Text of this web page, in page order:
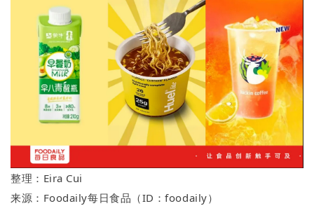
整理：Eira Cui
来源：Foodaily每日食品（ID：foodaily）